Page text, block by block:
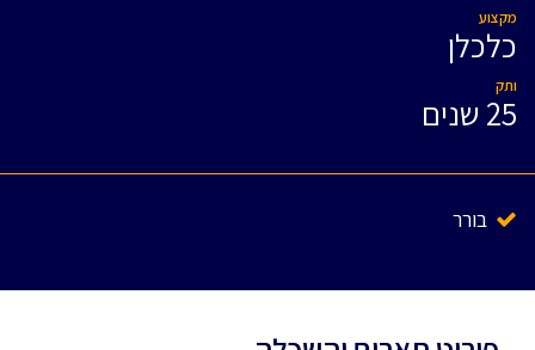
מקצוע
כלכלן
ותק
25 שנים
בורר